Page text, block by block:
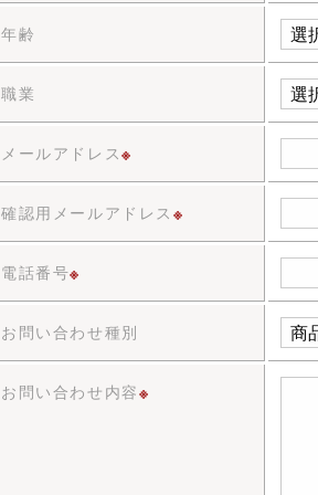
年齢
職業
メールアドレス※
確認用メールアドレス ※
電話番号※
お問い合わせ種別
お問い合わせ内容※